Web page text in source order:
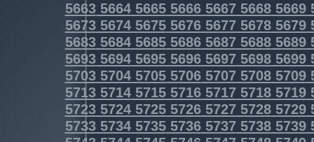
5663566456655666566756685669
5673567456755676567756785679
5683568456855686568756885689
5693569456955696569756985699
5703570457055706570757085709
5713571457155716571757185719
5723572457255726572757285729
5733573457355736573757385739